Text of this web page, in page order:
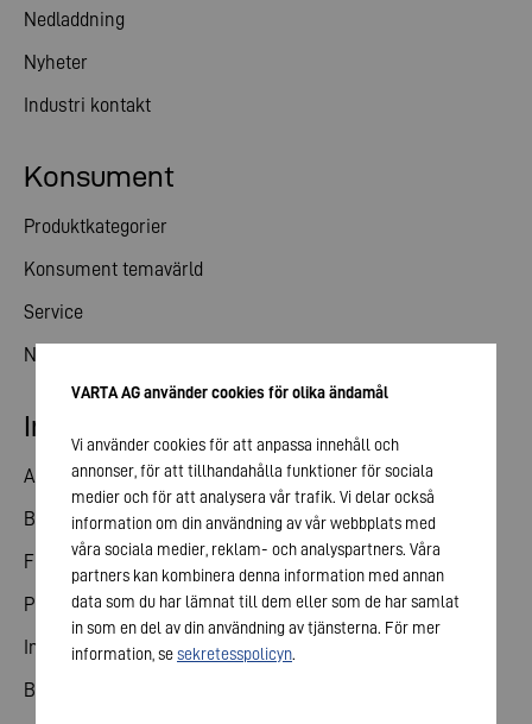
Konsument
Produktkategorier
Konsument temavärld
Service
Nyheter
Nedladdning
Nyheter
Industri kontakt
Investerare kontakt
Andelar
Bolagsstämma
Finansiell kalender
Publiceringar
Investerare kontakt
Bolagsstyrning
VARTA AG använder cookies för olika ändamål
Vi använder cookies för att anpassa innehåll och
annonser, för att tillhandahålla funktioner för sociala
medier och för att analysera vår trafik. Vi delar också
information om din användning av vår webbplats med
våra sociala medier, reklam- och analyspartners. Våra
partners kan kombinera denna information med annan
data som du har lämnat till dem eller som de har samlat
in som en del av din användning av tjänsterna. För mer
information, sesekretesspolicyn.